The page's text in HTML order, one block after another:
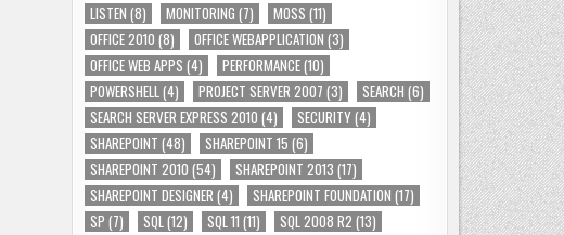
LISTEN (8) MONITORING (7) MOSS (11)
OFFICE 2010 (8) OFFICE WEBAPPLICATION (3)
OFFICE WEB APPS (4) PERFORMANCE(10)
POWERSHELL(4) PROJECT SERVER 2007 (3) SEARCH (6)
SEARCH SERVER EXPRESS 2010 (4) SECURITY(4)
SHAREPOINT (48) SHAREPOINT 15 (6)
SHAREPOINT 2010 (54) SHAREPOINT 2013 (17)
SHAREPOINT DESIGNER (4) SHAREPOINT FOUNDATION (17)
SP (7) SQL(12) SQL 11 (11) SQL 2008 R2 (13)